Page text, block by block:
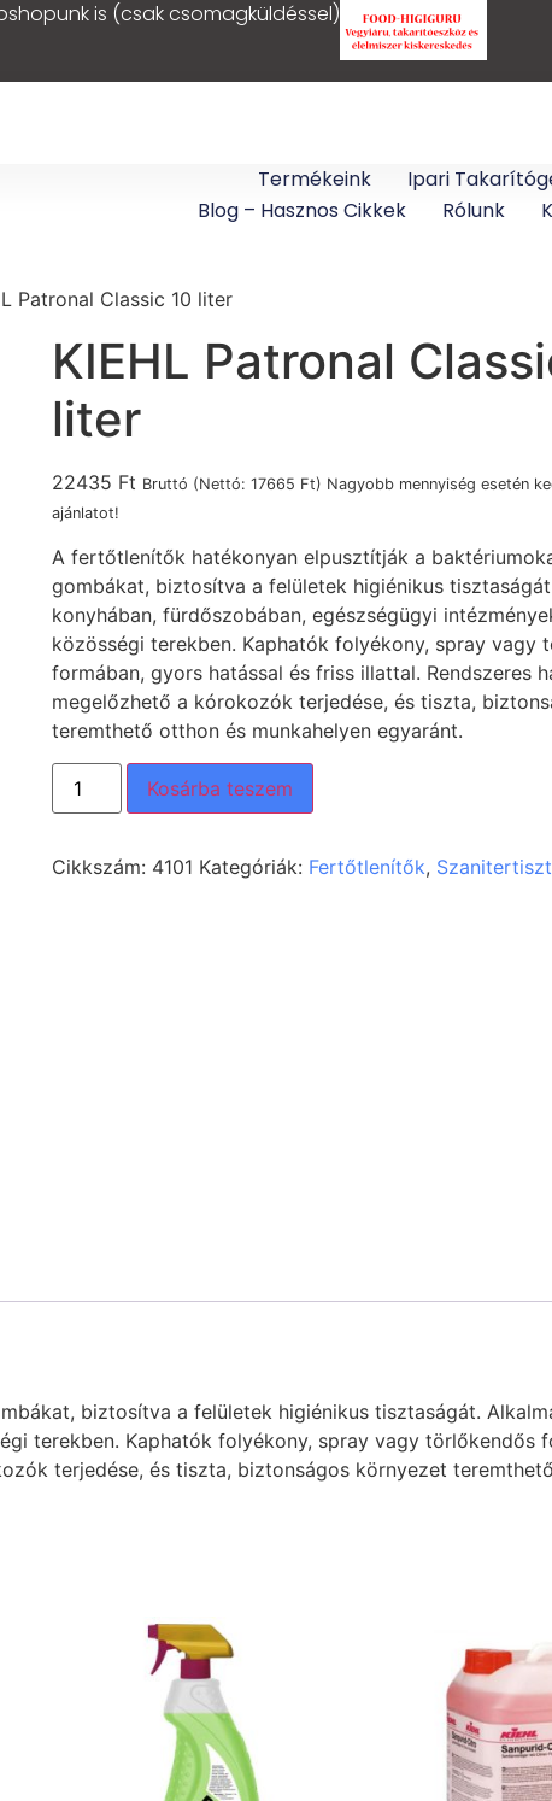
is (csak csomagküldéssel)
Termékeink
Ipari
Blog – Hasznos Cikkek
Rólunk
Patronal Classic 10 liter
KIEHL Patronal
liter
22435 Ft Bruttó (Nettó: 17665 Ft) Nagyobb mennyiség esetén
ajánlatot!
A fertőtlenítők hatékonyan elpusztítják a
gombákat, biztosítva a felületek higiénikus
konyhában, fürdőszobában, egészségügyi
közösségi terekben. Kaphatók folyékony, spray vagy
formában, gyors hatással és friss illattal. Rendszeres
megelőzhető a kórokozók terjedése, és tiszta,
teremthető otthon és munkahelyen egyaránt.
Kosárba teszem
Cikkszám: 4101 Kategóriák: Fertőtlenítők,
biztosítva a felületek higiénikus tisztaságát.
terekben. Kaphatók folyékony, spray vagy törlőkendős
terjedése, és tiszta, biztonságos környezet